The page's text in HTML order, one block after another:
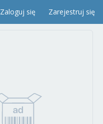
Zaloguj się Zarejestruj się